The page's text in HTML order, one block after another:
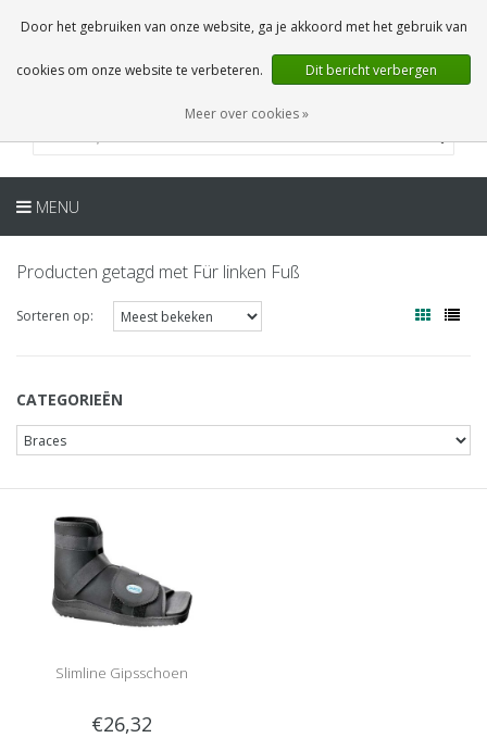
0 Artikelen
NL
MENU
Producten getagd met Für linken Fuß
Sorteren op:
CATEGORIEËN
Slimline Gipsschoen
€26,32
Door het gebruiken van onze website, ga je akkoord met het gebruik van
cookies om onze website te verbeteren. Dit bericht verbergen
Meer over cookies »